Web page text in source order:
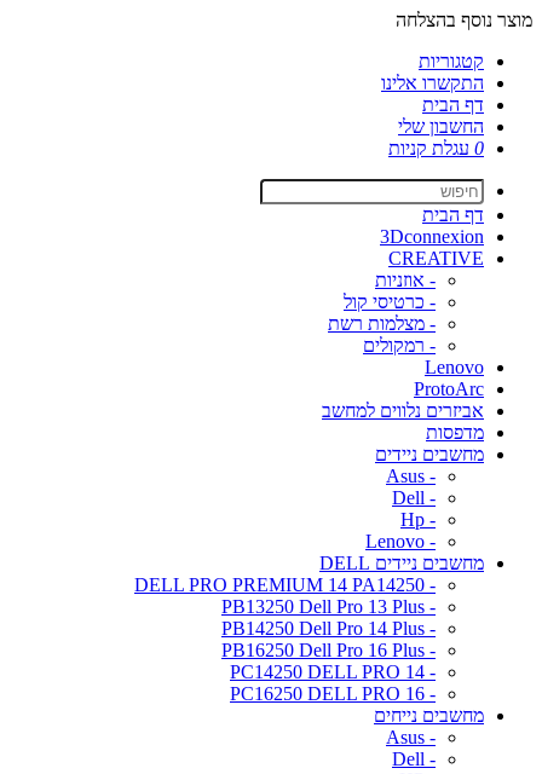
מוצר נוסף בהצלחה
קטגוריות
התקשרו אלינו
דף הבית
החשבון שלי
0 עגלת קניות
דף הבית
3Dconnexion
CREATIVE
- אוזניות
- כרטיסי קול
- מצלמות רשת
- רמקולים
Lenovo
ProtoArc
אביזרים נלווים למחשב
מדפסות
מחשבים ניידים
- Asus
- Dell
- Hp
- Lenovo
מחשבים ניידים DELL
- DELL PRO PREMIUM 14 PA14250
- PB13250 Dell Pro 13 Plus
- PB14250 Dell Pro 14 Plus
- PB16250 Dell Pro 16 Plus
- PC14250 DELL PRO 14
- PC16250 DELL PRO 16
מחשבים נייחים
- Asus
- Dell